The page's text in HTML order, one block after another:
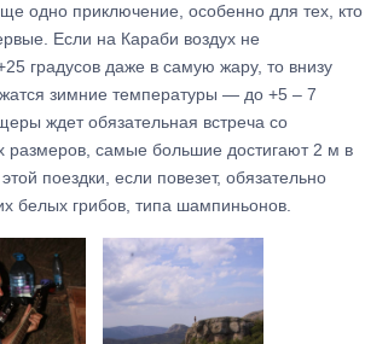
одно приключение, особенно для тех, кто
Если на Караби воздух не
градусов даже в самую жару, то внизу
зимние температуры — до +5 – 7
ждет обязательная встреча со
размеров, самые большие достигают 2 м в
поездки, если повезет, обязательно
белых грибов, типа шампиньонов.